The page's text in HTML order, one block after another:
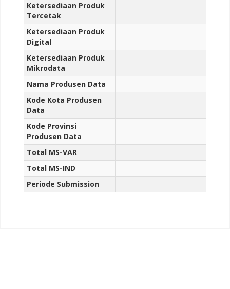
Ketersediaan Produk
Tercetak
Ketersediaan Produk
Digital
Ketersediaan Produk
Mikrodata
Nama Produsen Data
Kode Kota Produsen
Data
Kode Provinsi
Produsen Data
Total MS-VAR
Total MS-IND
Periode Submission